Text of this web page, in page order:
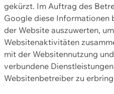
gekürzt. Im Auftrag des
Google diese Informationen
der Website auszuwerten,
Websitenaktivitäten
mit der Websitennutzung
verbundene
Websitenbetreiber zu